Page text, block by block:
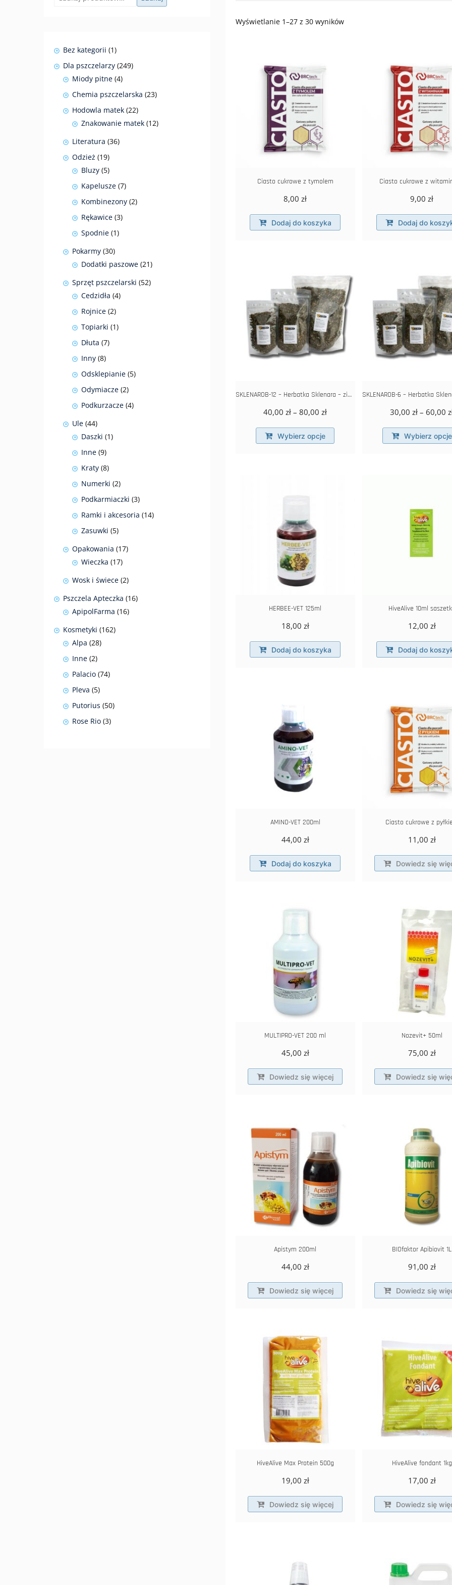
Wyświetlanie 1–27 z 30 wynikówPosortowane
Ciasto cukrowe z tymolem
8,00zł
Dodaj do koszyka
Ciasto cukrowe z
9,00 zł
Dodaj do
SKLENAROB-12 – Herbatka Sklenara – zioła dla pszczół
40,00zł – 80,00złZakres
40,00 zł
Wybierz opcje
Ten
30,00 zł – 60,00
Wybierz opcje
HERBEE-VET 125ml
18,00 zł
Dodaj do koszyka
HiveAlive 10ml
12,00 zł
Dodaj do
AMINO-VET 200ml
44,00 zł
Dodaj do koszyka
Ciasto cukrowe z
11,00 zł
Dowiedz się
MULTIPRO-VET 200 ml
45,00 zł
Dowiedz się więcej
Nozevit+ 50ml
75,00 zł
Dowiedz się
Apistym 200ml
44,00 zł
Dowiedz się więcej
BIOfaktor Apibiovit 1L
91,00 zł
Dowiedz się
HiveAlive Max Protein 500g
19,00 zł
Dowiedz się więcej
HiveAlive fondant 1kg
17,00 zł
Dowiedz się
Bez kategorii 11
Dla pszczelarzy 249249
Miody pitne 44
Chemia pszczelarska 2323
Hodowla matek 2222
produkty
Znakowanie matek 1212
Literatura 3636
Odzież 1919
produktów
Bluzy 55
Kapelusze 77
Kombinezony 22
Rękawice 33
Spodnie 11
Pokarmy 3030
produktów
Dodatki paszowe 2121
Sprzęt pszczelarski 5252
Cedzidła 44
Rojnice 22
Topiarki 11
Dłuta 77
Inny 88
Odsklepianie 55
Odymiacze 22
Podkurzacze 44
Ule 4444
produkty
Daszki 11
Inne 99
Kraty 88
Numerki 22
Podkarmiaczki 33
Ramki i akcesoria 1414
Zasuwki 55
Opakowania 1717
Wieczka 1717
Wosk i świece 22
Pszczela Apteczka 1616
ApipolFarma 1616
Kosmetyki 162162
Alpa 2828
Inne 22
Palacio 7474
Pleva 55
Putorius 5050
Rose Rio 33